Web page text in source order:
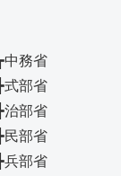
務省
部省
部省
部省
部省